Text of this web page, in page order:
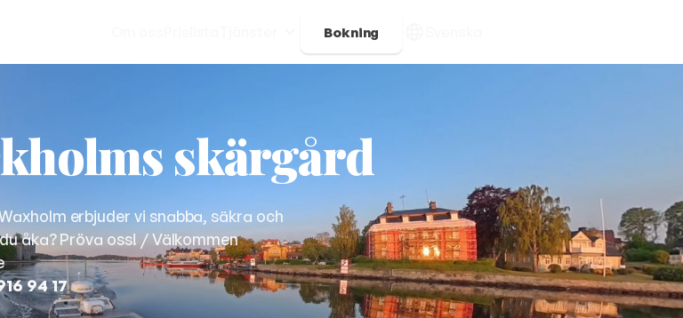
Bokning
skärgård
erbjuder vi snabba, säkra och
åka? Pröva oss! / Välkommen
94 17